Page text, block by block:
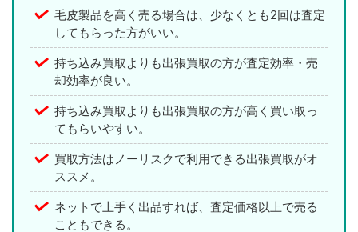
毛皮製品を高く売る場合は、少なくとも2回は査定
してもらった方がいい。
持ち込み買取よりも出張買取の方が査定効率・売
却効率が良い。
持ち込み買取よりも出張買取の方が高く買い取っ
てもらいやすい。
買取方法はノーリスクで利用できる出張買取がオ
ススメ。
ネットで上手く出品すれば、査定価格以上で売る
こともできる。